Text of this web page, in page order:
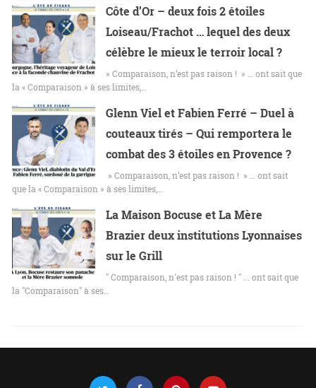
Côte d’Or – deux fois 2 étoiles
Loiseau/Frachot … lequel des deux
célèbre le mieux le terroir local ?
» Comparaison, n’est pas raison ! » … ont sait que
la « Comparaison » à ses limites,…
Glenn Viel et Fabien Ferré – Duel à
couteaux tirés – Qui remportera le
combat des 3 étoiles en Provence ?
» Comparaison, n’est pas raison ! » … ont sait
que la « Comparaison » à ses limites,…
La Maison Bocuse et La Mère
Brazier deux institutions Lyonnaises
sur le Grill
" Comparaison, n'est pas raison ! " ... ont sait que
la "Comparaison" à ses…